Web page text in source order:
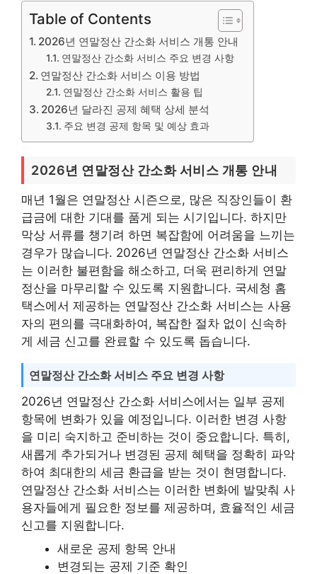
Table of Contents
2026년 연말정산 간소화 서비스 개통 안내
연말정산 간소화 서비스 주요 변경 사항
연말정산 간소화 서비스 이용 방법
연말정산 간소화 서비스 활용 팁
2026년 달라진 공제 혜택 상세 분석
주요 변경 공제 항목 및 예상 효과
2026년 연말정산 간소화 서비스 개통 안내
매년 1월은 연말정산 시즌으로, 많은 직장인들이 환
급금에 대한 기대를 품게 되는 시기입니다. 하지만
막상 서류를 챙기려 하면 복잡함에 어려움을 느끼는
경우가 많습니다. 2026년 연말정산 간소화 서비스
는 이러한 불편함을 해소하고, 더욱 편리하게 연말
정산을 마무리할 수 있도록 지원합니다. 국세청 홈
택스에서 제공하는 연말정산 간소화 서비스는 사용
자의 편의를 극대화하여, 복잡한 절차 없이 신속하
게 세금 신고를 완료할 수 있도록 돕습니다.
연말정산 간소화 서비스 주요 변경 사항
2026년 연말정산 간소화 서비스에서는 일부 공제
항목에 변화가 있을 예정입니다. 이러한 변경 사항
을 미리 숙지하고 준비하는 것이 중요합니다. 특히,
새롭게 추가되거나 변경된 공제 혜택을 정확히 파악
하여 최대한의 세금 환급을 받는 것이 현명합니다.
연말정산 간소화 서비스는 이러한 변화에 발맞춰 사
용자들에게 필요한 정보를 제공하며, 효율적인 세금
신고를 지원합니다.
새로운 공제 항목 안내
변경되는 공제 기준 확인